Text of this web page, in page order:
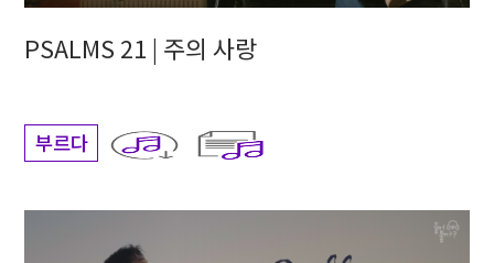
PSALMS 21 | 주의 사랑
부르다